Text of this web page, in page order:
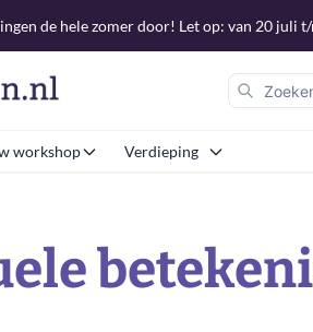
de hele zomer door! Let op: van 20 juli
workshop Verdieping